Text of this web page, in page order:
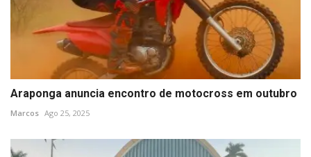
Araponga anuncia encontro de motocross em outubro
Marcos Ago 25, 2025